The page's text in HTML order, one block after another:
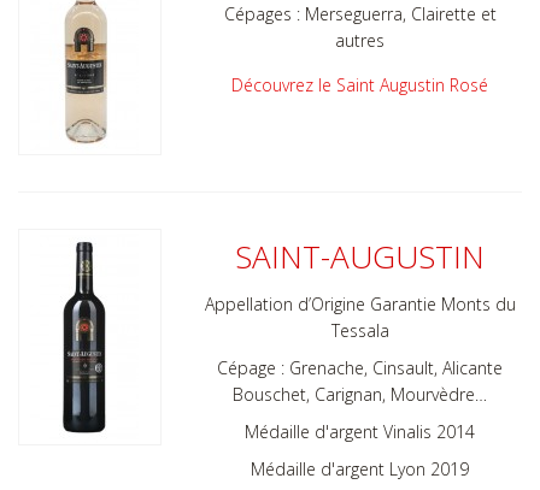
Cépages : Merseguerra, Clairette et
autres
Découvrez le Saint Augustin Rosé
SAINT-AUGUSTIN
Appellation d’Origine Garantie Monts du
Tessala
Cépage : Grenache, Cinsault, Alicante
Bouschet, Carignan, Mourvèdre…
Médaille d'argent Vinalis 2014
Médaille d'argent Lyon 2019